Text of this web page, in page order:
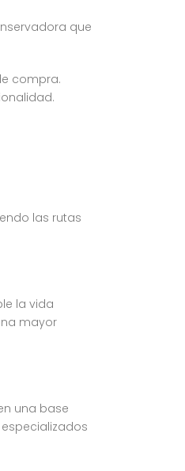
que
compra.
las rutas
la vida
mayor
una base